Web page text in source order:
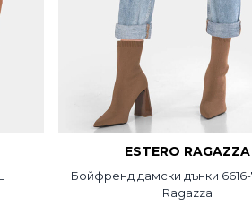
ESTERO RAGAZZA
Бойфренд дамски дънки
Ragazza